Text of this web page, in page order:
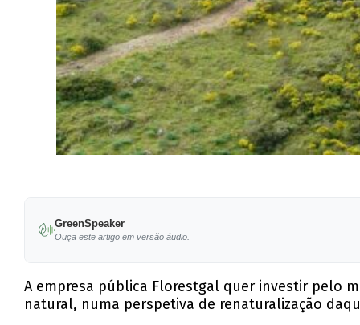
GreenSpeaker
Ouça este artigo em versão áudio.
A empresa pública Florestgal quer investir pelo
natural, numa perspetiva de renaturalização